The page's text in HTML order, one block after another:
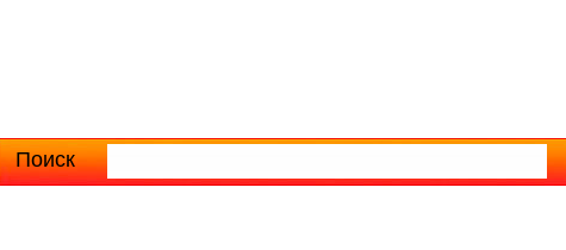
Поиск
Расширенный поиск